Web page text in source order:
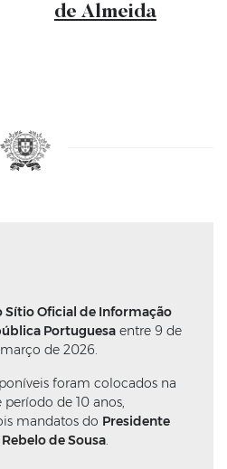
de Almeida
Sítio Oficial de Informação
Portuguesa entre 9 de
de 2026.
foram colocados na
de 10 anos,
mandatos do Presidente
de Sousa.